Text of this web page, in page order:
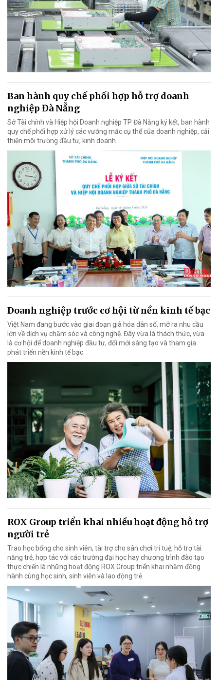
Ban hành quy chế phối hợp hỗ trợ doanh
nghiệp Đà Nẵng
Sở Tài chính và Hiệp hội Doanh nghiệp TP Đà Nẵng ký kết, ban hành
quy chế phối hợp xử lý các vướng mắc cụ thể của doanh nghiệp, cải
thiện môi trường đầu tư, kinh doanh.
Doanh nghiệp trước cơ hội từ nền kinh tế bạc
Việt Nam đang bước vào giai đoạn già hóa dân số, mở ra nhu cầu
lớn về dịch vụ chăm sóc và công nghệ. Đây vừa là thách thức, vừa
là cơ hội để doanh nghiệp đầu tư, đổi mới sáng tạo và tham gia
phát triển nền kinh tế bạc.
ROX Group triển khai nhiều hoạt động hỗ trợ
người trẻ
Trao học bổng cho sinh viên, tài trợ cho sân chơi trí tuệ, hỗ trợ tài
năng trẻ, hợp tác với các trường đại học hay chương trình đào tạo
thực chiến là những hoạt động ROX Group triển khai nhằm đồng
hành cùng học sinh, sinh viên và lao động trẻ.